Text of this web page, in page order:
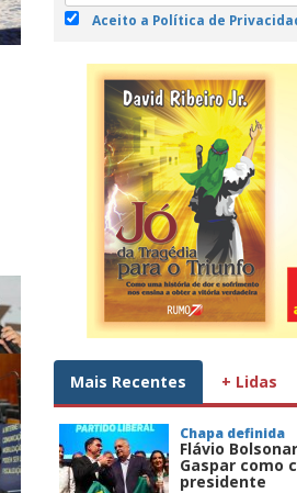
Aceito a Política de
Mais Recentes + Lidas
Chapa definida
Flávio
Gaspar como
presidente